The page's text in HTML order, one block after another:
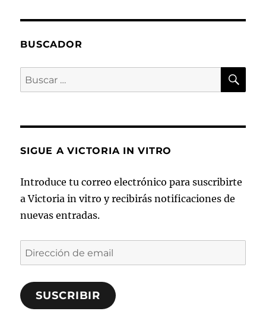
BUSCADOR
Buscar
por:
SIGUE A VICTORIA IN VITRO
Introduce tu correo electrónico para suscribirte
a Victoria in vitro y recibirás notificaciones de
nuevas entradas.
Dirección
de
email
SUSCRIBIR